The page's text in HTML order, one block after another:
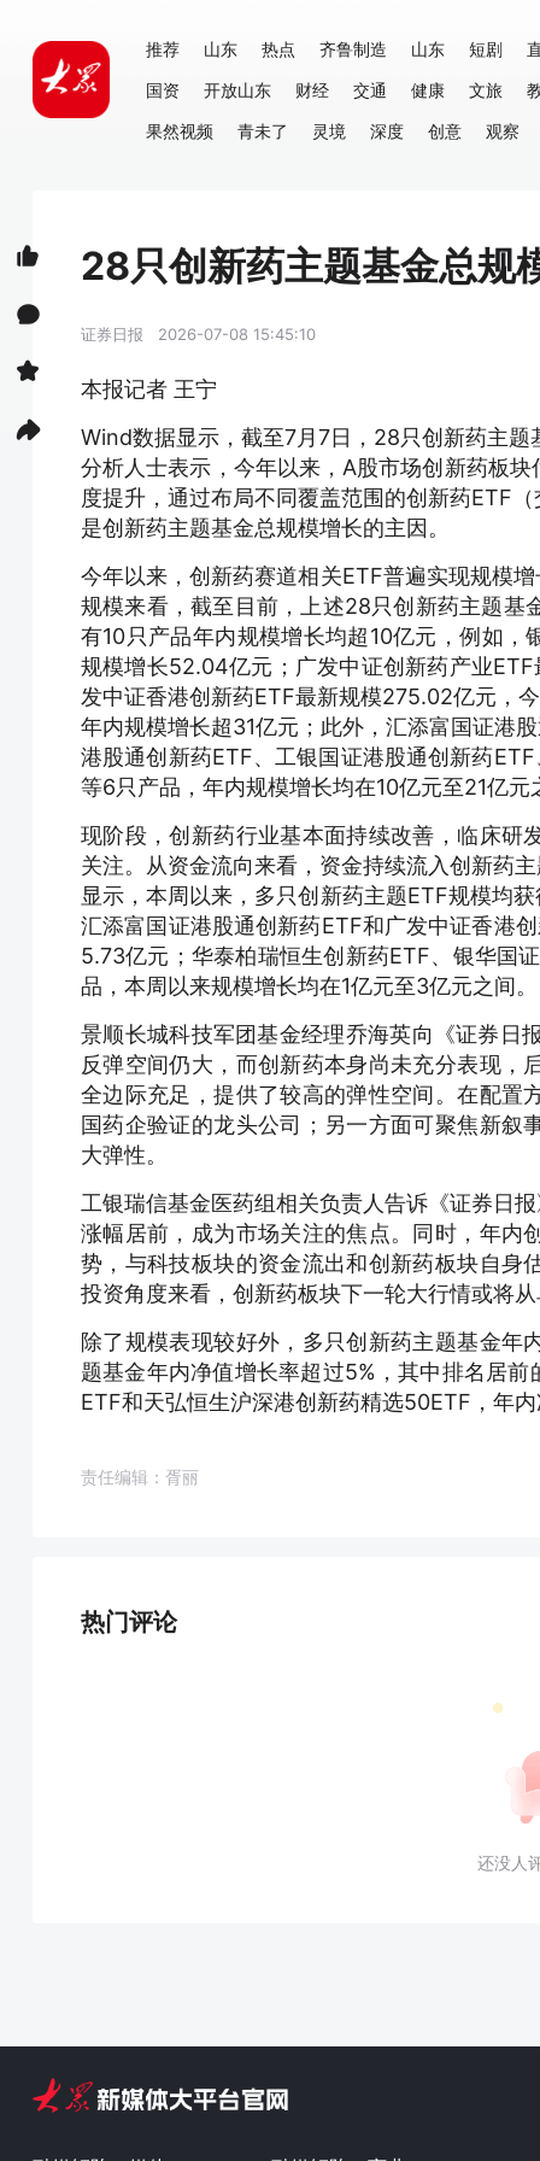
推荐 山东 热点 齐鲁制造 山东 短剧
国资
开放山东 财经 交通 健康 文旅
果然视频
青未了 灵境 深度 创意 观察
28只创新药主题基金总规
证券日报 2026-07-08 15:45:10
本报记者 王宁
Wind数据显示，截至7月7日，28只创新药主
分析人士表示，今年以来，A股市场创新药板
度提升，通过布局不同覆盖范围的创新药ETF
是创新药主题基金总规模增长的主因。
今年以来，创新药赛道相关ETF普遍实现规模
规模来看，截至目前，上述28只创新药主题
有10只产品年内规模增长均超10亿元，例如
规模增长52.04亿元；广发中证创新药产业
发中证香港创新药ETF最新规模275.02亿元，
年内规模增长超31亿元；此外，汇添富国证港
港股通创新药ETF、工银国证港股通创新药
等6只产品，年内规模增长均在10亿元至21亿元
现阶段，创新药行业基本面持续改善，临床研
关注。从资金流向来看，资金持续流入创新药
显示，本周以来，多只创新药主题ETF规模均
汇添富国证港股通创新药ETF和广发中证香港
5.73亿元；华泰柏瑞恒生创新药ETF、银华国
品，本周以来规模增长均在1亿元至3亿元之间。
景顺长城科技军团基金经理乔海英向《证券日
反弹空间仍大，而创新药本身尚未充分表现，
全边际充足，提供了较高的弹性空间。在配置
国药企验证的龙头公司；另一方面可聚焦新叙
大弹性。
工银瑞信基金医药组相关负责人告诉《证券日
涨幅居前，成为市场关注的焦点。同时，年内
势，与科技板块的资金流出和创新药板块自身
投资角度来看，创新药板块下一轮大行情或将
除了规模表现较好外，多只创新药主题基金年
题基金年内净值增长率超过5%，其中排名居
ETF和天弘恒生沪深港创新药精选50ETF，年
责任编辑：胥丽
热门评论
还没人